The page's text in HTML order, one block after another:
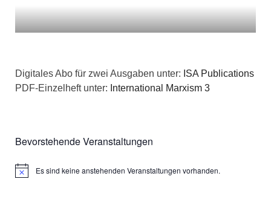
Digitales Abo für zwei Ausgaben unter: ISA Publications
PDF-Einzelheft unter: International Marxism 3
Bevorstehende Veranstaltungen
HinweisEs sind keine anstehenden Veranstaltungen vorhanden.